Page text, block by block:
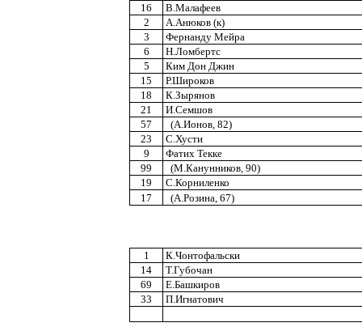
16
В.Малафеев
2
А.Анюков (к)
3
Фернанду Мейра
6
Н.Ломбертс
5
Ким Дон Джин
15
Р.Широков
18
К.Зырянов
21
И.Семшов
57
(А.Ионов, 82)
23
С.Хусти
9
Фатих Текке
99
(М.Канунников, 90)
19
С.Корниленко
17
(А.Розина, 67)
1
К.Чонтофальски
14
Т.Губочан
69
Е.Башкиров
33
П.Игнатович